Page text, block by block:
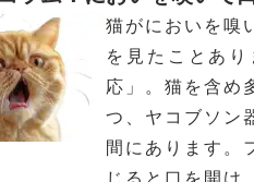
猫がにおいを嗅
を見たことあ
応」。猫を含め
つ、ヤコブソン
間にあります。